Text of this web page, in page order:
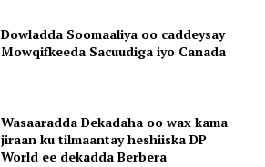
Dowladda Soomaaliya oo caddeysay
Mowqifkeeda Sacuudiga iyo Canada
Wasaaradda Dekadaha oo wax kama
jiraan ku tilmaantay heshiiska DP
World ee dekadda Berbera